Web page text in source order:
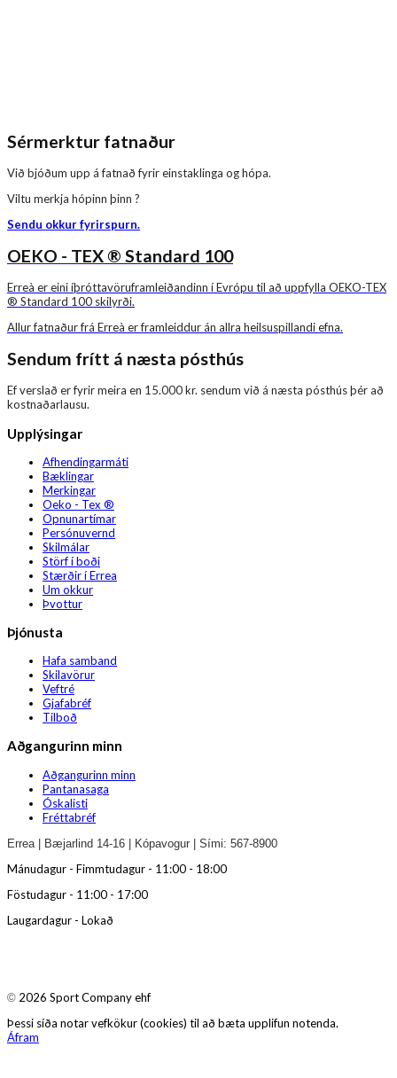
Sérmerktur fatnaður
Við bjóðum upp á fatnað fyrir einstaklinga og hópa.
Viltu merkja hópinn þinn ?
Sendu okkur fyrirspurn.
OEKO - TEX ® Standard 100
Erreà er eini íþróttavöruframleiðandinn í Evrópu til að uppfylla OEKO-TEX
® Standard 100 skilyrði.
Allur fatnaður frá Erreà er framleiddur án allra heilsuspillandi efna.
Sendum frítt á næsta pósthús
Ef verslað er fyrir meira en 15.000 kr. sendum við á næsta pósthús þér að
kostnaðarlausu.
Upplýsingar
Afhendingarmáti
Bæklingar
Merkingar
Oeko - Tex ®
Opnunartímar
Persónuvernd
Skilmálar
Störf í boði
Stærðir í Errea
Um okkur
Þvottur
Þjónusta
Hafa samband
Skilavörur
Veftré
Gjafabréf
Tilboð
Aðgangurinn minn
Aðgangurinn minn
Pantanasaga
Óskalisti
Fréttabréf
Errea | Bæjarlind 14-16 | Kópavogur | Sími: 567-8900
Mánudagur - Fimmtudagur - 11:00 - 18:00
Föstudagur - 11:00 - 17:00
Laugardagur - Lokað
© 2026 Sport Company ehf
Þessi síða notar vefkökur (cookies) til að bæta upplifun notenda.
Áfram